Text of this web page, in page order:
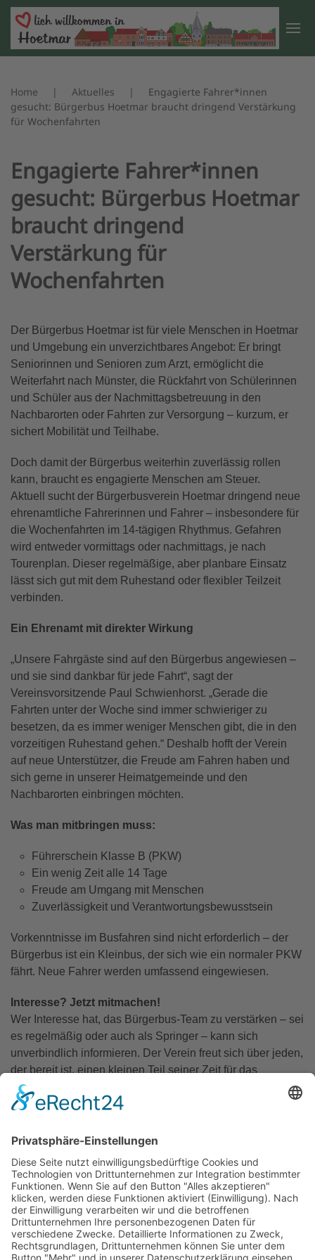
Zum Hauptinhalt springen
Home Aktuelles
Engagierte Fahrer*innen
gesucht: Bürgerbus Hoetmar braucht dringend Verstärkung
für Wochenfahrten
Engagierte Fahrer*innen
gesucht: Bürgerbus Hoetmar
braucht dringend
Verstärkung für
Wochenfahrten
Der Bürgerbus Hoetmar ist für viele Menschen in Hoetmar
und Umgebung ein unverzichtbares Angebot: Er bringt
Seniorinnen und Senioren zum Arzt, ermöglicht die
Weiterfahrt nach Münster, die Rückfahrt von Schülerinnen
und Schüler aus der Nachmittagsbetreuung in den
Nachbarorten oder Fahrten zur Versorgung – kurzum, er
sichert Mobilität und Teilhabe.
Doch damit der Bürgerbus weiterhin zuverlässig rollen
kann, braucht es engagierte Menschen am Steuer.
Aktuell sucht der Bürgerbusverein Hoetmar dringend neue
ehrenamtliche Fahrerinnen und Fahrer – insbesondere für
die Wochenfahrten im 14-tägigen Rhythmus. Gefahren
wird entweder vormittags oder nachmittags, je nach
Tourenplan. Dieser regelmäßige, aber planbare Einsatz
lässt sich gut mit dem Ruhestand oder flexibler Teilzeit
verbinden.
Ein Ehrenamt mit direkter Wirkung
„Unsere Fahrgäste sind auf den Bürgerbus angewiesen –
und sie sind dankbar für jede Fahrt“, sagt der
Vereinsvorsitzende Paul Schwienhorst. „Gerade die
Fahrten unter der Woche sind immer schwieriger zu
besetzen, da es immer weniger Menschen gibt, die in den
vorzeitigen Ruhestand gehen.“ Deshalb hofft der Verein
auf neue Unterstützer, die Freude am Fahren haben und
sich gerne in unserer Heimatgemeinde und den
Nachbarorten einbringen möchten.
Was man mitbringen muss:
Führerschein Klasse B (PKW)
Ein wenig Zeit alle 14 Tage
Freude am Umgang mit Menschen
Zuverlässigkeit und Verantwortungsbewusstsein
Vorkenntnisse im Busfahren sind nicht erforderlich – der
Bürgerbus ist ein Kleinbus, der sich wie ein normaler PKW
fährt. Neue Fahrer werden umfassend eingewiesen.
Interesse? Jetzt mitmachen!
Wer Interesse hat, das Bürgerbus-Team zu verstärken – sei
es regelmäßig oder auch als Springer – kann sich
unverbindlich informieren. Der Verein freut sich über jeden,
der bereit ist, einen kleinen Teil seiner Zeit für das
Gemeinwohl zu schenken.
Bürgerbusverein Hoetmar
Telefon: 02585-1237 oder 01718836780
schwienhorst .deoderbuergerbus@hoetmar.de
Oder sprecht uns einfach persönlich an!